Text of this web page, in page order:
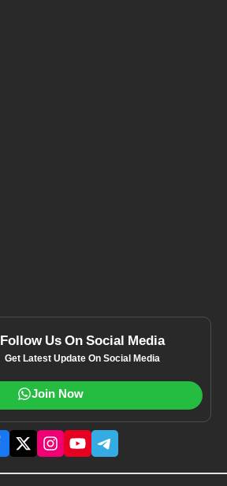
Follow Us On Social Media
Get Latest Update On Social Media
Join Now